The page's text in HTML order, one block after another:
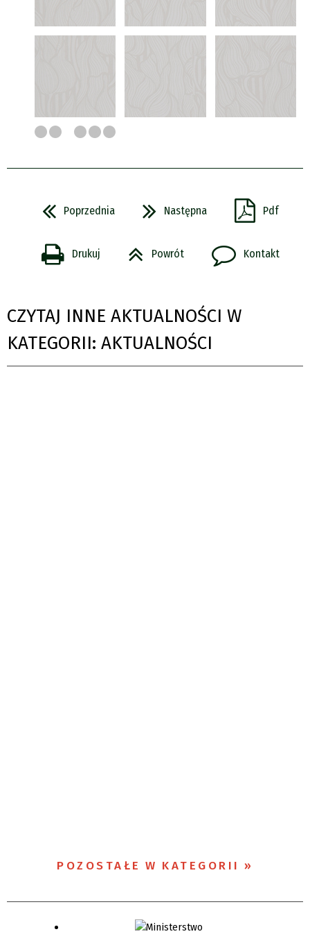
Poprzednia Następna Pdf
Drukuj Powrót Kontakt
CZYTAJ INNE AKTUALNOŚCI W
KATEGORII: AKTUALNOŚCI
POZOSTAŁE W KATEGORII